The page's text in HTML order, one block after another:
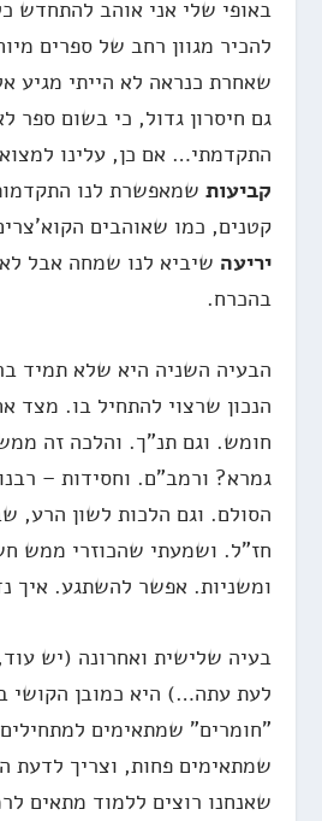
באופי שלי אני אוהב להתחדש
להכיר מגוון רחב של ספרים
שאחרת כנראה לא הייתי מגיע
גם חיסרון גדול, כי בשום ספר
התקדמתי… אם כן, עלינו למצוא
קביעות שמאפשרת לנו
קטנים, כמו שאוהבים
יריעה שיביא לנו שמחה אבל
בהכרח.
הבעיה השניה היא שלא תמיד
הנכון שרצוי להתחיל בו. מצד
חומש. וגם תנ"ך. והלכה זה
גמרא? ורמב"ם. וחסידות –
הסולם. וגם הלכות לשון הרע,
חז"ל. ושמעתי שהכוזרי ממש
ומשניות. אפשר להשתגע. איך
בעיה שלישית ואחרונה (יש
לעת עתה…) היא כמובן הקושי
"חומרים" שמתאימים
שמתאימים פחות, וצריך לדעת
שאנחנו רוצים ללמוד מתאים